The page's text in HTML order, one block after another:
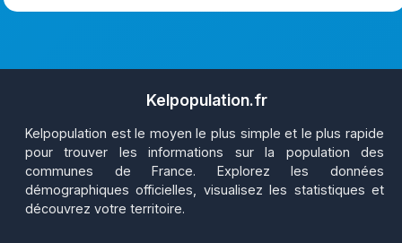
Kelpopulation.fr
Kelpopulation est le moyen le plus simple et le plus rapide
pour trouver les informations sur la population des
communes de France. Explorez les données
démographiques officielles, visualisez les statistiques et
découvrez votre territoire.